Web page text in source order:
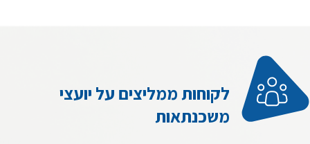
לקוחות ממליצים על יועצי
משכנתאות